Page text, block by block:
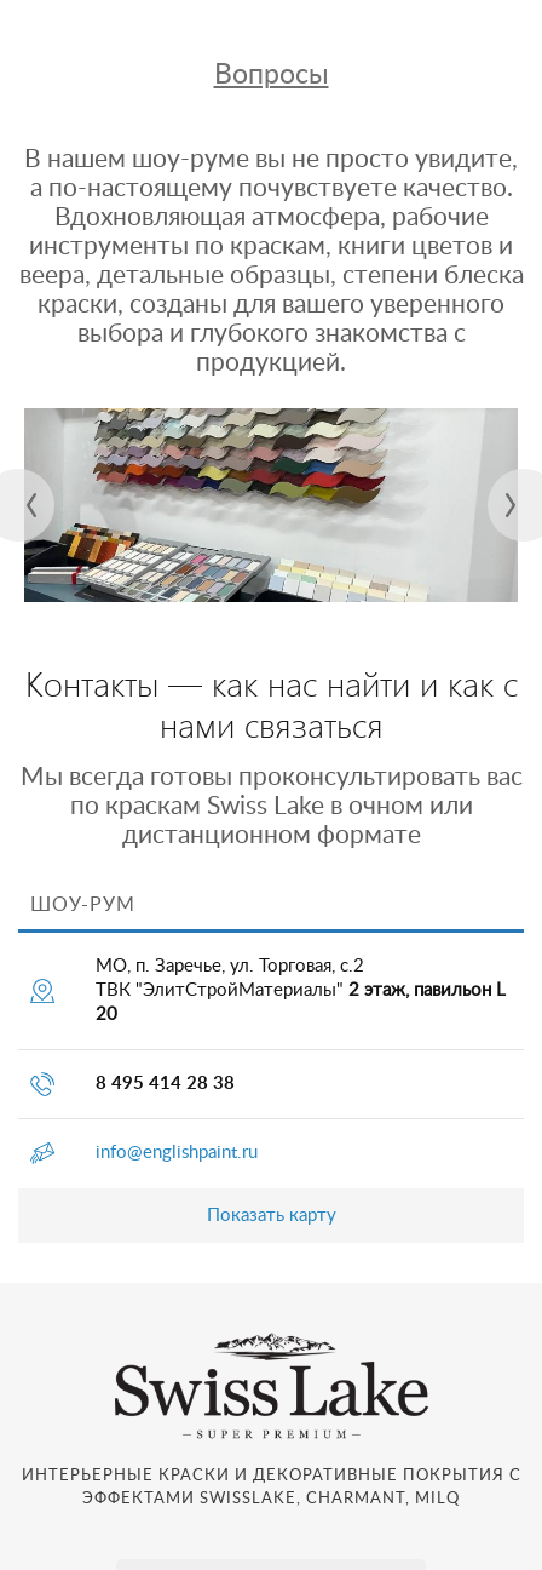
Вопросы
В нашем шоу-руме вы не просто увидите,
а по-настоящему почувствуете качество.
Вдохновляющая атмосфера, рабочие
инструменты по краскам, книги цветов и
веера, детальные образцы, степени блеска
краски, созданы для вашего уверенного
выбора и глубокого знакомства с
продукцией.
Контакты — как нас найти и как с
нами связаться
Мы всегда готовы проконсультировать вас
по краскам Swiss Lake в очном или
дистанционном формате
ШОУ-РУМ
МО, п. Заречье, ул. Торговая, с.2
ТВК "ЭлитСтройМатериалы" 2 этаж, павильон L
20
8 495 414 28 38
info@englishpaint.ru
Показать карту
ИНТЕРЬЕРНЫЕ КРАСКИ И ДЕКОРАТИВНЫЕ ПОКРЫТИЯ С
ЭФФЕКТАМИ SWISSLAKE, CHARMANT, MILQ